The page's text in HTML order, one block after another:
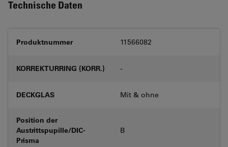
Technische Daten
Produktnummer 11566082
KORREKTURRING (KORR.) -
DECKGLAS Mit & ohne
Position der
Austrittspupille/DIC-
Prisma
B